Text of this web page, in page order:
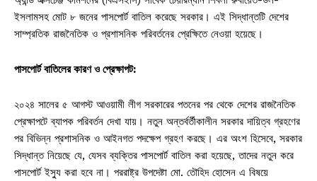
ইসলামসহ মোট ৮ জনের পাসপোর্ট বাতিল করেছে সরকার। এই সিদ্ধান্তটি দেশের
সাম্প্রতিক রাজনৈতিক ও প্রশাসনিক পরিবর্তনের প্রেক্ষিতে নেওয়া হয়েছে।
পাসপোর্ট বাতিলের কারণ ও প্রেক্ষাপট:
২০২৪ সালের ৫ আগস্ট আওয়ামী লীগ সরকারের পতনের পর থেকে দেশের রাজনৈতিক
প্রেক্ষাপটে ব্যাপক পরিবর্তন দেখা যায়। নতুন অন্তর্বর্তীকালীন সরকার দায়িত্ব গ্রহণের
পর বিভিন্ন প্রশাসনিক ও আইনগত পদক্ষেপ গ্রহণ করছে। এর অংশ হিসেবে, সরকার
সিদ্ধান্ত নিয়েছে যে, যেসব ব্যক্তির পাসপোর্ট বাতিল করা হয়েছে, তাদের নতুন করে
পাসপোর্ট ইস্যু করা হবে না। পররাষ্ট্র উপদেষ্টা মো. তৌহিদ হোসেন এ বিষয়ে